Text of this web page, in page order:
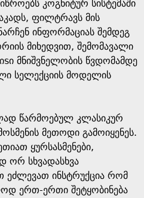
კოგნიტურ სისტემაში
ფილტრავს მის
ინფორმაციას შემდეგ
მიხედვით, შემომავალი
მნიშვნელობის წვდომამდე
სელექციის მოდელის
წარმოებულ კლასიკურ
მეთოდი გამოიყენეს.
ყურსასმენები,
სხვადასხვა
ეძლევათ ინსტრუქცია რომ
ერთ-ერთი შეტყობინება